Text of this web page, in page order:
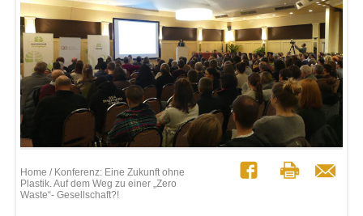
Home / Konferenz: Eine Zukunft ohne
Plastik. Auf dem Weg zu einer „Zero
Waste“- Gesellschaft?!